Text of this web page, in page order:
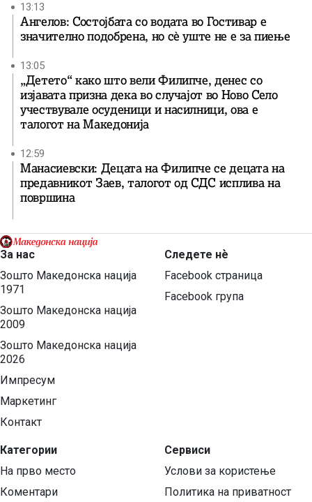
13:13
Ангелов: Состојбата со водата во Гостивар е
значително подобрена, но сè уште не е за пиење
13:05
„Детето“ како што вели Филипче, денес со
изјавата призна дека во случајот во Ново Село
учествувале осуденици и насилници, ова е
талогот на Македонија
12:59
Манасиевски: Децата на Филипче се децата на
предавникот Заев, талогот од СДС исплива на
површина
За нас
Зошто Македонска нација
1971
Зошто Македонска нација
2009
Зошто Македонска нација
2026
Импресум
Маркетинг
Контакт
Категории
На прво место
Коментари
Следете нѐ
Facebook страница
Facebook група
Сервиси
Услови за користење
Политика на приватност